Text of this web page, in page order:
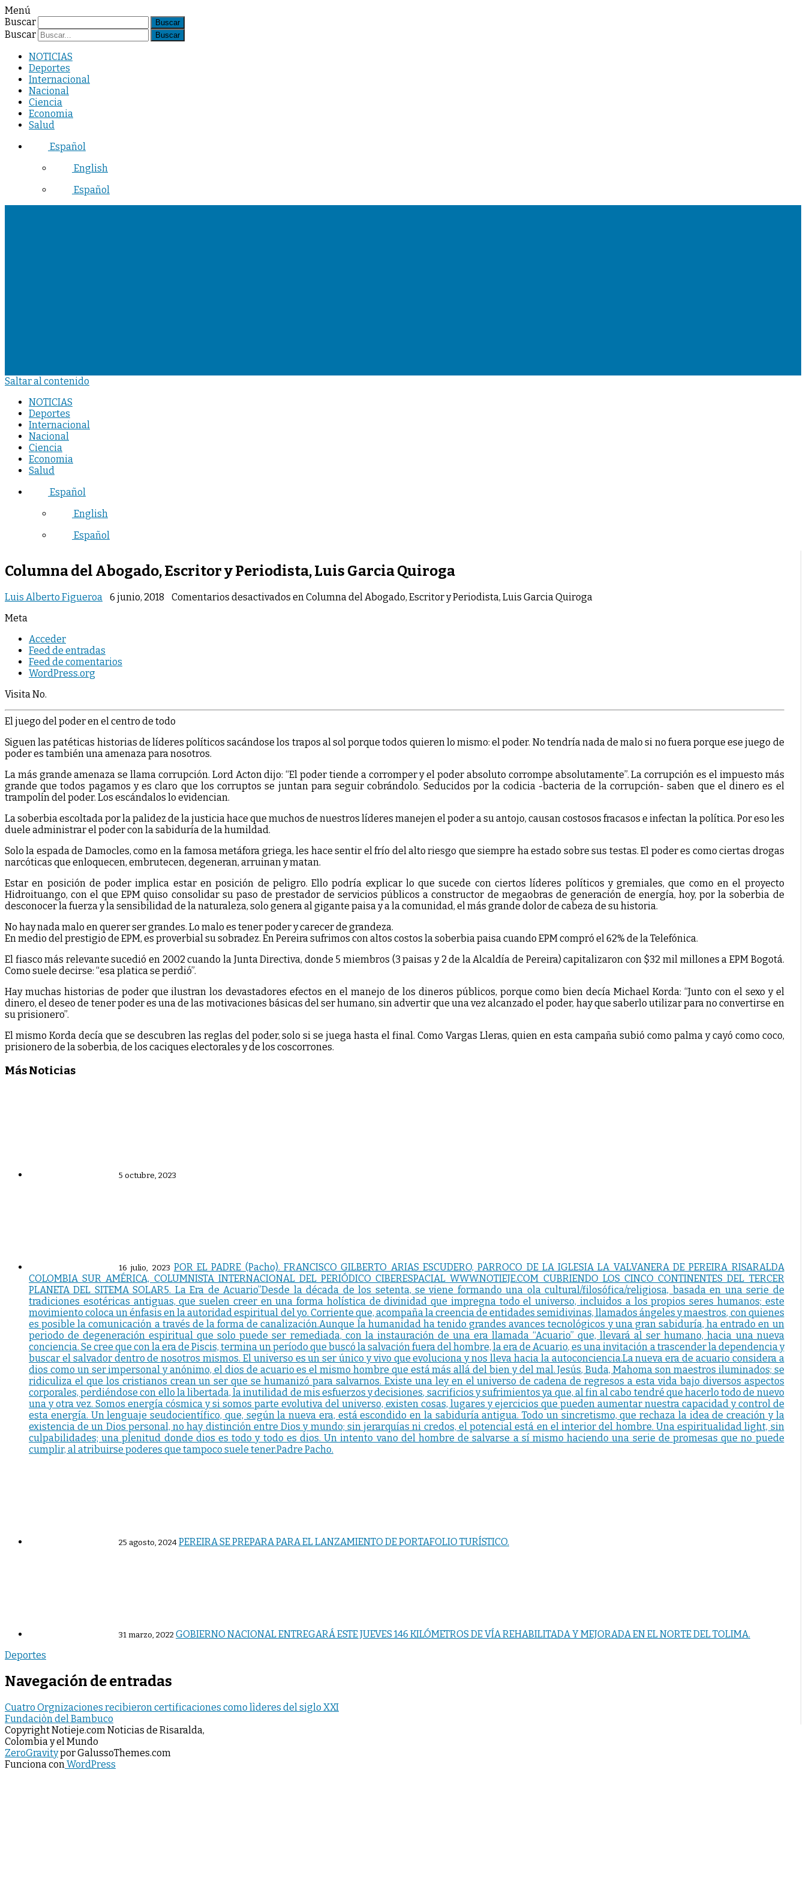
Menú
Buscar
Buscar
NOTICIAS
Deportes
Internacional
Nacional
Ciencia
Economia
Salud
Español
English
Español
Saltar al contenido
NOTICIAS
Deportes
Internacional
Nacional
Ciencia
Economia
Salud
Español
English
Español
Columna del Abogado, Escritor y Periodista, Luis Garcia Quiroga
Luis Alberto Figueroa 6 junio, 2018 Comentarios desactivados en Columna del Abogado, Escritor y Periodista, Luis Garcia Quiroga
Meta
Acceder
Feed de entradas
Feed de comentarios
WordPress.org
Visita No.
El juego del poder en el centro de todo
Siguen las patéticas historias de líderes políticos sacándose los trapos al sol porque todos quieren lo mismo: el poder. No tendría nada de malo si no fuera porque ese juego de
poder es también una amenaza para nosotros.
La más grande amenaza se llama corrupción. Lord Acton dijo: “El poder tiende a corromper y el poder absoluto corrompe absolutamente”. La corrupción es el impuesto más
grande que todos pagamos y es claro que los corruptos se juntan para seguir cobrándolo. Seducidos por la codicia -bacteria de la corrupción- saben que el dinero es el
trampolín del poder. Los escándalos lo evidencian.
La soberbia escoltada por la palidez de la justicia hace que muchos de nuestros líderes manejen el poder a su antojo, causan costosos fracasos e infectan la política. Por eso les
duele administrar el poder con la sabiduría de la humildad.
Solo la espada de Damocles, como en la famosa metáfora griega, les hace sentir el frío del alto riesgo que siempre ha estado sobre sus testas. El poder es como ciertas drogas
narcóticas que enloquecen, embrutecen, degeneran, arruinan y matan.
Estar en posición de poder implica estar en posición de peligro. Ello podría explicar lo que sucede con ciertos líderes políticos y gremiales, que como en el proyecto
Hidroituango, con el que EPM quiso consolidar su paso de prestador de servicios públicos a constructor de megaobras de generación de energía, hoy, por la soberbia de
desconocer la fuerza y la sensibilidad de la naturaleza, solo genera al gigante paisa y a la comunidad, el más grande dolor de cabeza de su historia.
No hay nada malo en querer ser grandes. Lo malo es tener poder y carecer de grandeza.
En medio del prestigio de EPM, es proverbial su sobradez. En Pereira sufrimos con altos costos la soberbia paisa cuando EPM compró el 62% de la Telefónica.
El fiasco más relevante sucedió en 2002 cuando la Junta Directiva, donde 5 miembros (3 paisas y 2 de la Alcaldía de Pereira) capitalizaron con $32 mil millones a EPM Bogotá.
Como suele decirse: “esa platica se perdió”.
Hay muchas historias de poder que ilustran los devastadores efectos en el manejo de los dineros públicos, porque como bien decía Michael Korda: “Junto con el sexo y el
dinero, el deseo de tener poder es una de las motivaciones básicas del ser humano, sin advertir que una vez alcanzado el poder, hay que saberlo utilizar para no convertirse en
su prisionero”.
El mismo Korda decía que se descubren las reglas del poder, solo si se juega hasta el final. Como Vargas Lleras, quien en esta campaña subió como palma y cayó como coco,
prisionero de la soberbia, de los caciques electorales y de los coscorrones.
Más Noticias
5 octubre, 2023
16 julio, 2023 POR EL PADRE (Pacho). FRANCISCO GILBERTO ARIAS ESCUDERO, PARROCO DE LA IGLESIA LA VALVANERA DE PEREIRA RISARALDA
COLOMBIA SUR AMÉRICA, COLUMNISTA INTERNACIONAL DEL PERIÓDICO CIBERESPACIAL WWW.NOTIEJE.COM CUBRIENDO LOS CINCO CONTINENTES DEL TERCER
PLANETA DEL SITEMA SOLAR5. La Era de Acuario”Desde la década de los setenta, se viene formando una ola cultural/filosófica/religiosa, basada en una serie de
tradiciones esotéricas antiguas, que suelen creer en una forma holística de divinidad que impregna todo el universo, incluidos a los propios seres humanos; este
movimiento coloca un énfasis en la autoridad espiritual del yo. Corriente que, acompaña la creencia de entidades semidivinas, llamados ángeles y maestros, con quienes
es posible la comunicación a través de la forma de canalización.Aunque la humanidad ha tenido grandes avances tecnológicos y una gran sabiduría, ha entrado en un
periodo de degeneración espiritual que solo puede ser remediada, con la instauración de una era llamada “Acuario” que, llevará al ser humano, hacia una nueva
conciencia. Se cree que con la era de Piscis, termina un período que buscó la salvación fuera del hombre, la era de Acuario, es una invitación a trascender la dependencia y
buscar el salvador dentro de nosotros mismos. El universo es un ser único y vivo que evoluciona y nos lleva hacia la autoconciencia.La nueva era de acuario considera a
dios como un ser impersonal y anónimo, el dios de acuario es el mismo hombre que está más allá del bien y del mal. Jesús, Buda, Mahoma son maestros iluminados; se
ridiculiza el que los cristianos crean un ser que se humanizó para salvarnos. Existe una ley en el universo de cadena de regresos a esta vida bajo diversos aspectos
corporales, perdiéndose con ello la libertada, la inutilidad de mis esfuerzos y decisiones, sacrificios y sufrimientos ya que, al fin al cabo tendré que hacerlo todo de nuevo
una y otra vez. Somos energía cósmica y si somos parte evolutiva del universo, existen cosas, lugares y ejercicios que pueden aumentar nuestra capacidad y control de
esta energía. Un lenguaje seudocientífico, que, según la nueva era, está escondido en la sabiduría antigua. Todo un sincretismo, que rechaza la idea de creación y la
existencia de un Dios personal, no hay distinción entre Dios y mundo; sin jerarquías ni credos, el potencial está en el interior del hombre. Una espiritualidad light, sin
culpabilidades; una plenitud donde dios es todo y todo es dios. Un intento vano del hombre de salvarse a sí mismo haciendo una serie de promesas que no puede
cumplir, al atribuirse poderes que tampoco suele tener.Padre Pacho.
25 agosto, 2024PEREIRA SE PREPARA PARA EL LANZAMIENTO DE PORTAFOLIO TURÍSTICO.
31 marzo, 2022GOBIERNO NACIONAL ENTREGARÁ ESTE JUEVES 146 KILÓMETROS DE VÍA REHABILITADA Y MEJORADA EN EL NORTE DEL TOLIMA.
Deportes
Navegación de entradas
Cuatro Orgnizaciones recibieron certificaciones como lìderes del siglo XXI
Fundaciòn del Bambuco
Copyright Notieje.com Noticias de Risaralda,
Colombia y el Mundo
ZeroGravitypor GalussoThemes.com
Funciona conWordPress